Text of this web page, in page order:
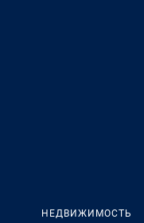
НЕДВИЖИМОСТЬ